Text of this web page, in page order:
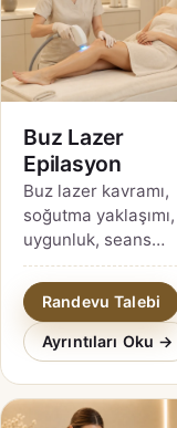
Buz Lazer
Epilasyon
Buz lazer kavramı,
soğutma yaklaşımı,
uygunluk, seans
süreci ve güncel
cihazı doğrularken
sorulacaklar için
kapsamlı İzmit
rehberi.
Randevu Talebi
Ayrıntıları Oku →